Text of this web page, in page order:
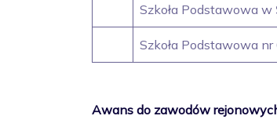
Szkoła Podstawowa
Szkoła Podstawowa
Awans do zawodów